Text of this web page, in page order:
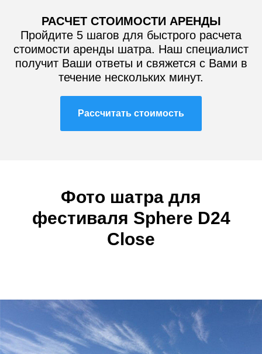
РАСЧЕТ СТОИМОСТИ АРЕНДЫ
Пройдите 5 шагов для быстрого расчета
стоимости аренды шатра. Наш специалист
получит Ваши ответы и свяжется с Вами в
течение нескольких минут.
Рассчитать стоимость
Фото шатра для
фестиваля Sphere D24
Close